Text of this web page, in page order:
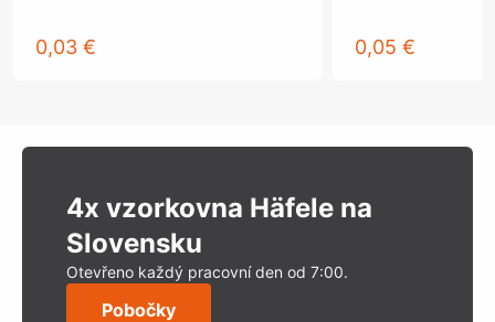
0,03 € 0,05 €
4x vzorkovna Häfele na
Slovensku
Otevřeno každý pracovní den od 7:00.
Pobočky